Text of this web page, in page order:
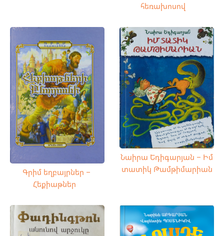
հեռախոսով
Գրիմ եղբայրներ –
Հեքիաթներ
Նաիրա Եդիգարյան – Իմ
տատիկ Թամթիմարիան